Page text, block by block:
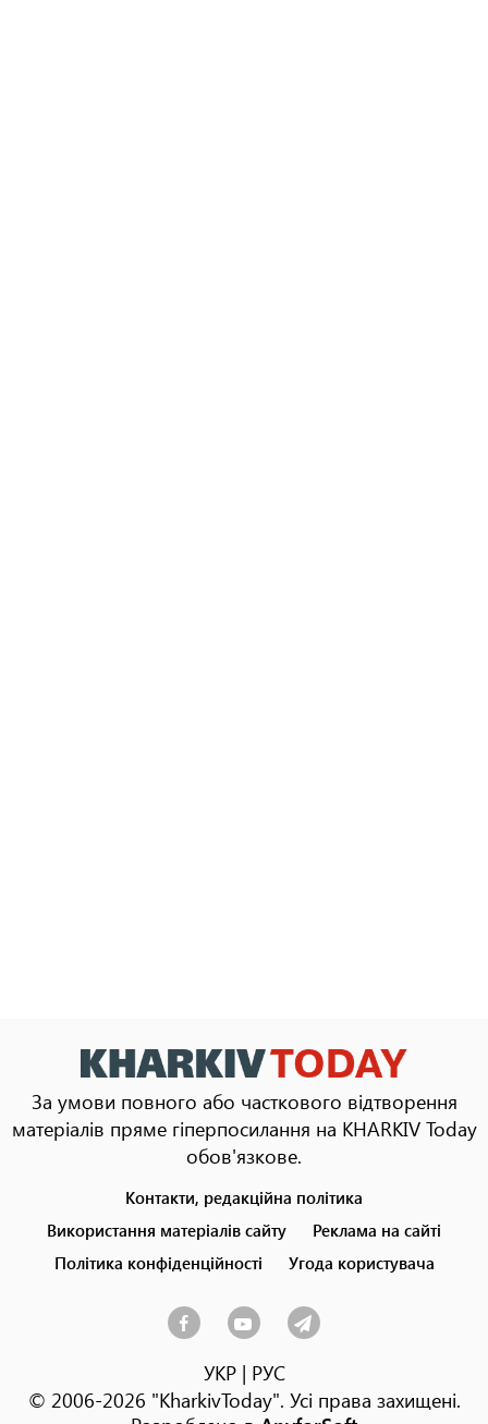
За умови повного або часткового відтворення
матеріалів пряме гіперпосилання на KHARKIV Today
обов'язкове.
menu
Контакти, редакційна політика
Використання матеріалів сайту
Реклама на сайті
Політика конфіденційності
Угода користувача
УКР| РУС
© 2006-2026 "KharkivToday". Усі права захищені.